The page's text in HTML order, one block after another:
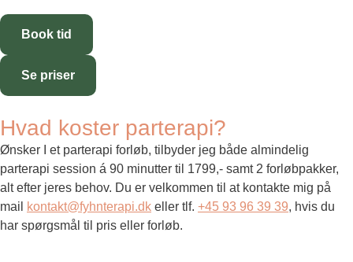
Book tid
Se priser
Hvad koster parterapi?
Ønsker I et parterapi forløb, tilbyder jeg både almindelig
parterapi session á 90 minutter til 1799,- samt 2 forløbpakker,
alt efter jeres behov. Du er velkommen til at kontakte mig på
mail
kontakt@fyhnterapi.dk eller tlf. +45 93 96 39 39, hvis du
har spørgsmål til pris eller forløb.